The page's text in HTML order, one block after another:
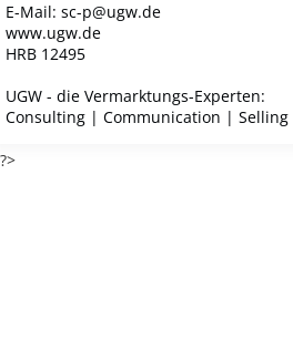
E-Mail: sc-p@ugw.de
www.ugw.de
HRB 12495
UGW - die Vermarktungs-Experten:
Consulting | Communication | Selling
?>